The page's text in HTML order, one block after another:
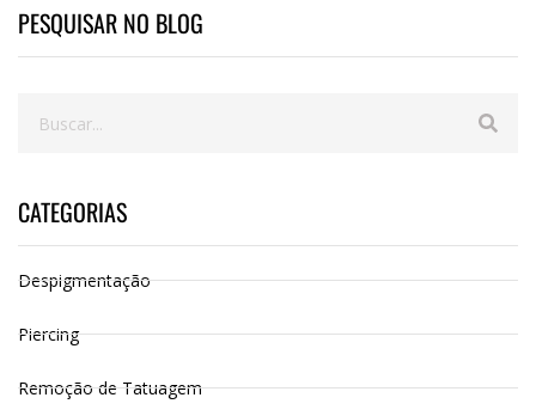
PESQUISAR NO BLOG
CATEGORIAS
Despigmentação
Piercing
Remoção de Tatuagem